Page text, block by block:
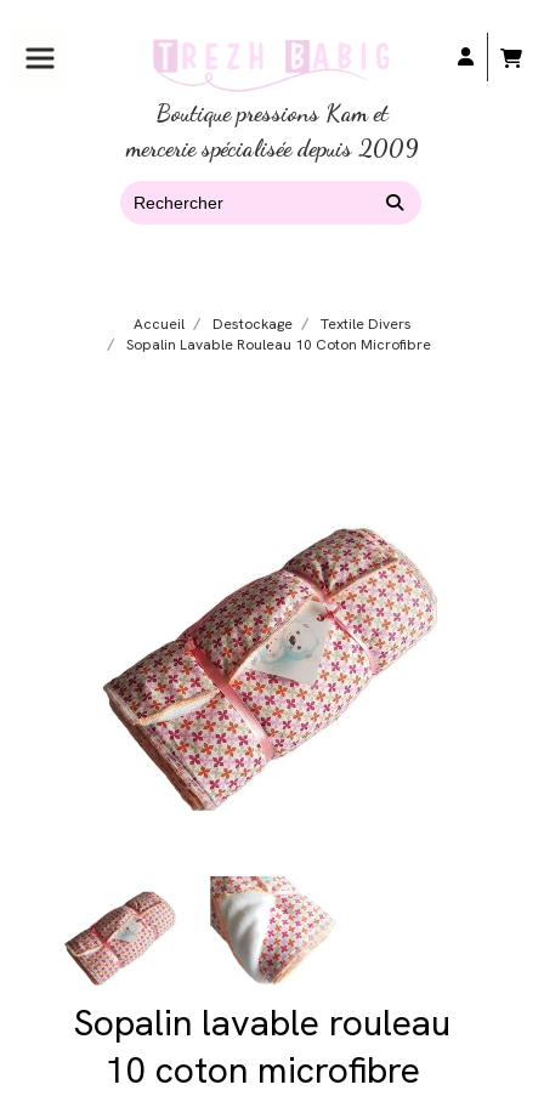
Boutique pressions Kam et
mercerie spécialisée depuis 2009
Accueil Destockage
Textile Divers
Sopalin Lavable Rouleau 10 Coton Microfibre
Sopalin lavable rouleau
10 coton microfibre